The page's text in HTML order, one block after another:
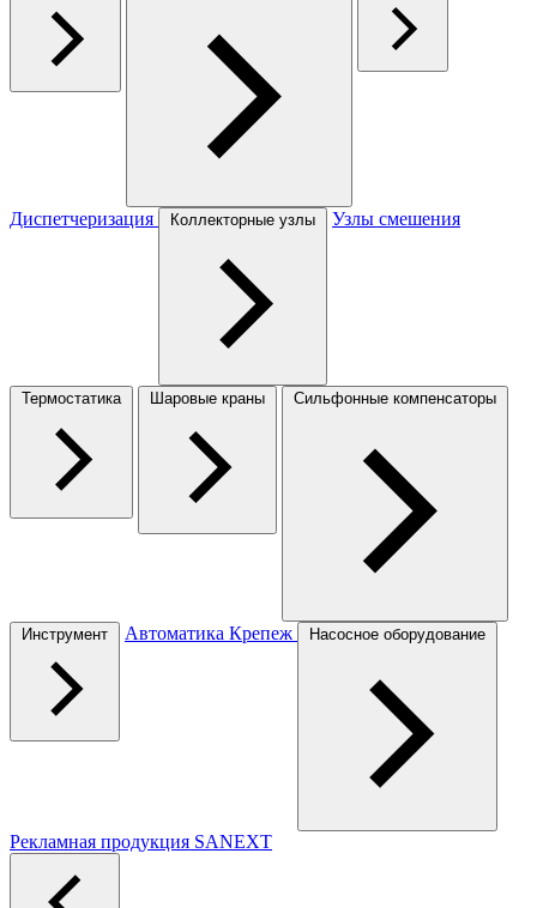
Диспетчеризация Коллекторные узлы Узлы смешения
Термостатика Шаровые краны Сильфонные компенсаторы
Инструмент Автоматика Крепеж Насосное оборудование
Рекламная продукция SANEXT